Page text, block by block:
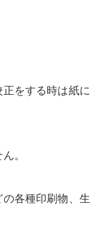
をする時は紙に
。
各種印刷物、生